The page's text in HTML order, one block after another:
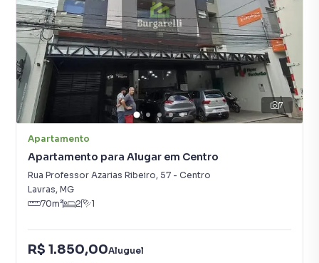
7
Apartamento
Apartamento para Alugar em Centro
Rua Professor Azarias Ribeiro, 57 - Centro
Lavras, MG
70m² 2 1
R$ 1.850,00Aluguel